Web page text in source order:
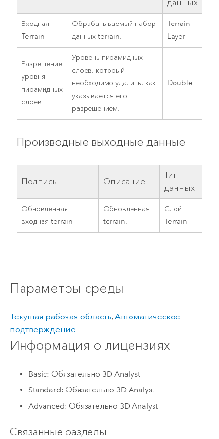
данных
Входная
Terrain
Обрабатываемый набор
данных terrain.
Terrain
Layer
Разрешение
уровня
пирамидных
слоев
Уровень пирамидных
слоев, который
необходимо удалить, как
указывается его
разрешением.
Double
Производные выходные данные
Подпись Описание
Тип
данных
Обновленная
входная terrain
Обновленная
terrain.
Слой
Terrain
Параметры среды
Текущая рабочая область, Автоматическое
подтверждение
Информация о лицензиях
Basic: Обязательно 3D Analyst
Standard: Обязательно 3D Analyst
Advanced: Обязательно 3D Analyst
Связанные разделы